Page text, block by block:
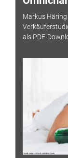
Markus
als PDF-